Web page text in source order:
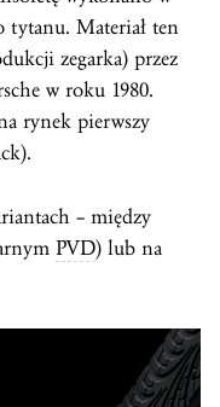
tytanu. Materiał ten
zegarka) przez
w roku 1980.
rynek pierwszy
– między
PVD) lub na